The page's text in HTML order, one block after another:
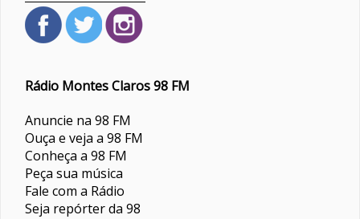
Rádio Montes Claros 98 FM
Anuncie na 98 FM
Ouça e veja a 98 FM
Conheça a 98 FM
Peça sua música
Fale com a Rádio
Seja repórter da 98